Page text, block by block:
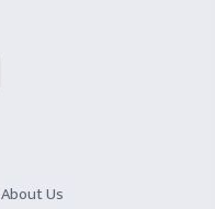
About Us